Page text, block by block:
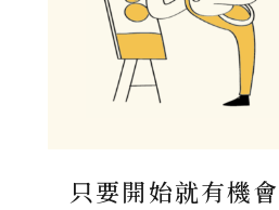
只要開始就有機